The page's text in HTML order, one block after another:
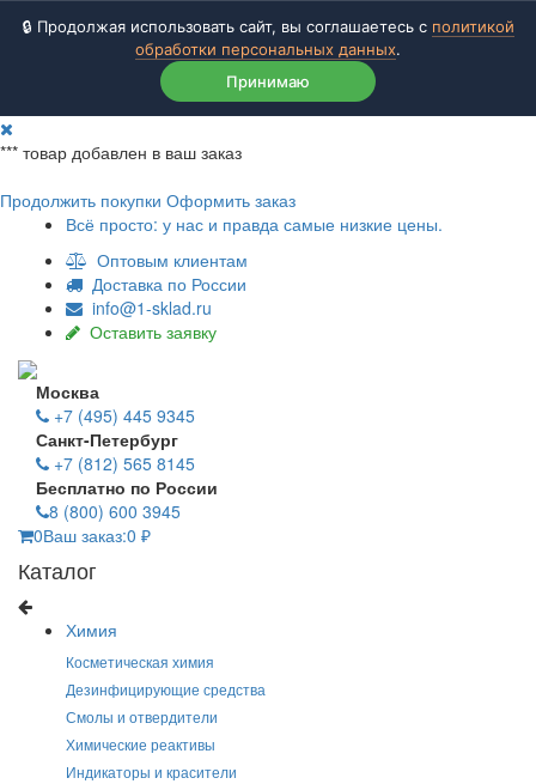
🔒 Продолжая использовать сайт, вы соглашаетесь с политикой
обработки персональных данных.
Принимаю
*** товар добавлен в ваш заказ
Продолжить покупки Оформить заказ
Всё просто: у нас и правда самые низкие цены.
Оптовым клиентам
Доставка по России
info@1-sklad.ru
Оставить заявку
Москва
+7 (495) 445 9345
Санкт-Петербург
+7 (812) 565 8145
Бесплатно по России
8 (800) 600 3945
0Ваш заказ:0 ₽
Каталог
Химия
Косметическая химия
Дезинфицирующие средства
Смолы и отвердители
Химические реактивы
Индикаторы и красители